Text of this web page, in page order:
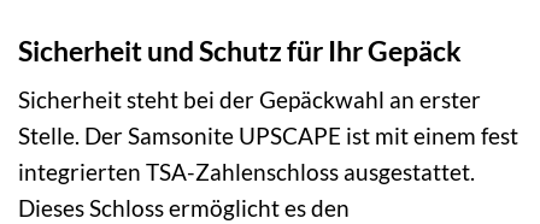
Sicherheit und Schutz für Ihr Gepäck
Sicherheit steht bei der Gepäckwahl an erster
Stelle. Der Samsonite UPSCAPE ist mit einem fest
integrierten TSA-Zahlenschloss ausgestattet.
Dieses Schloss ermöglicht es den